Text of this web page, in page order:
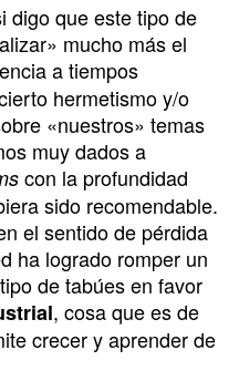
digo que este tipo de
mucho más el
a tiempos
hermetismo y/o
«nuestros» temas
muy dados a
con la profundidad
sido recomendable.
el sentido de pérdida
ha logrado romper un
de tabúes en favor
, cosa que es de
crecer y aprender de